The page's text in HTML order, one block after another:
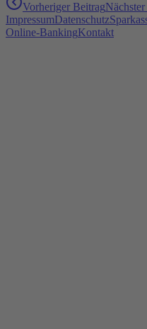
Vorheriger Beitrag
ImpressumDatenschutz
Online-BankingKontakt